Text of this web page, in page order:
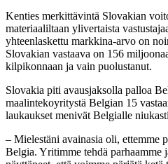
Kenties merkittävintä Slovakian
materiaaliltaan ylivertaista
yhteenlaskettu markkina-arvo on
Slovakian vastaava on 156
kilpikonnaan ja vain puolustanut.
Slovakia piti avausjaksolla palloa
maalintekoyritystä Belgian 15
laukaukset menivät Belgialle
– Mielestäni avainasia oli, ettemme
Belgia. Yritimme tehdä parhaamme